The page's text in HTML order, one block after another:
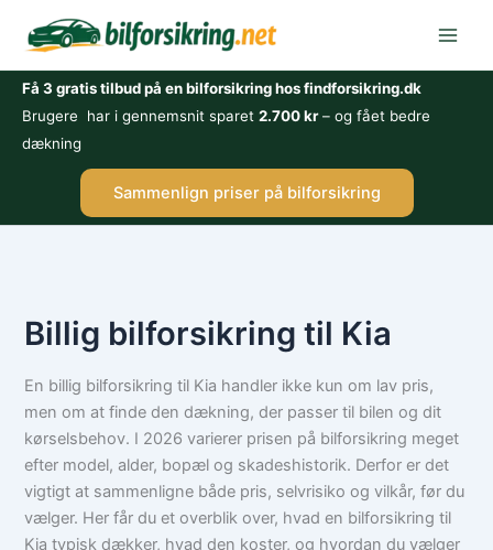
Få 3 gratis tilbud på en bilforsikring hos findforsikring.dk
Brugere har i gennemsnit sparet 2.700 kr– og fået bedre
dækning
Sammenlign priser på bilforsikring
Billig bilforsikring til Kia
En billig bilforsikring til Kia handler ikke kun om lav pris,
men om at finde den dækning, der passer til bilen og dit
kørselsbehov. I 2026 varierer prisen på bilforsikring meget
efter model, alder, bopæl og skadeshistorik. Derfor er det
vigtigt at sammenligne både pris, selvrisiko og vilkår, før du
vælger. Her får du et overblik over, hvad en bilforsikring til
Kia typisk dækker, hvad den koster, og hvordan du vælger